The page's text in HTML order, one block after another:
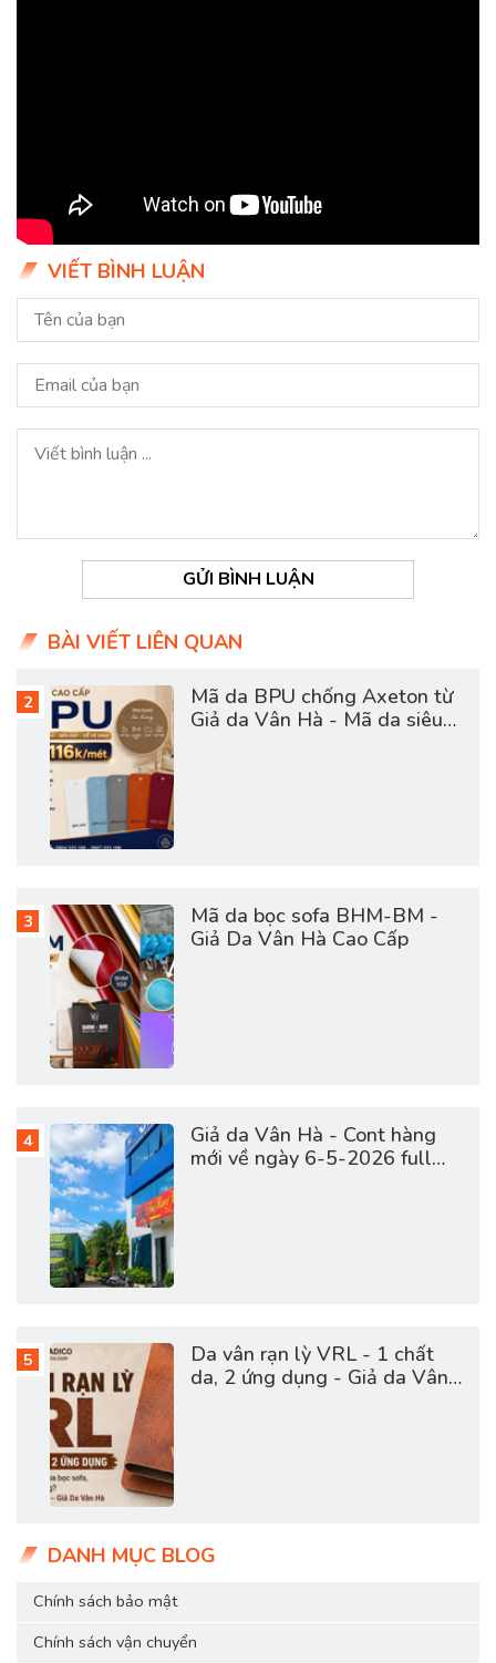
VIẾT BÌNH LUẬN
GỬI BÌNH LUẬN
BÀI VIẾT LIÊN QUAN
Mã da BPU chống Axeton từ
Giả da Vân Hà - Mã da siêu
Mã da bọc sofa BHM-BM -
Giả Da Vân Hà Cao Cấp
Giả da Vân Hà - Cont hàng
mới về ngày 6-5-2026 full
Da vân rạn lỳ VRL - 1 chất
da, 2 ứng dụng - Giả da Vân
DANH MỤC BLOG
Chính sách bảo mật
Chính sách vận chuyển